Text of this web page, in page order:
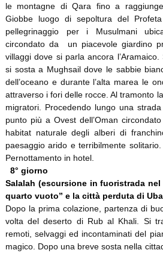
le montagne di Qara fino a
Giobbe luogo di sepoltura del
pellegrinaggio per i Musulmani
circondato da un piacevole giardino
villaggi dove si parla ancora
si sosta a Mughsail dove le sabbie
dell’oceano e durante l’alta marea le
attraverso i fori delle rocce. Al tramonto
migratori. Procedendo lungo una strada
punto più a Ovest dell’Oman
habitat naturale degli alberi di
paesaggio arido e terribilmente
Pernottamento in hotel.
8° giorno
Salalah (escursione in fuoristrada
quarto vuoto” e la città perduta
Dopo la prima colazione, partenza di
volta del deserto di Rub al Khali. Si
remoti, selvaggi ed incontaminati del
magico. Dopo una breve sosta nella